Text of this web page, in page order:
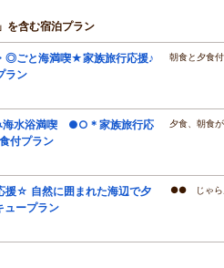
を含む宿泊プラン
◎ごと海満喫★家族旅行応援♪
ラン
朝食と夕食
水浴満喫 ●○＊家族旅行応
付プラン
夕食、朝食
援☆ 自然に囲まれた海辺で夕
ュープラン
●● じゃら